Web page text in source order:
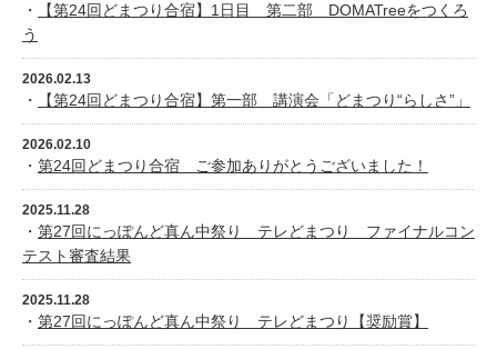
・
【第24回どまつり合宿】1日目 第二部 DOMATreeをつくろ
う
2026.02.13
・ 【第24回どまつり合宿】第一部 講演会「どまつり“らしさ”」
2026.02.10
・ 第24回どまつり合宿 ご参加ありがとうございました！
2025.11.28
・ 第27回にっぽんど真ん中祭り テレどまつり ファイナルコン
テスト審査結果
2025.11.28
・ 第27回にっぽんど真ん中祭り テレどまつり【奨励賞】